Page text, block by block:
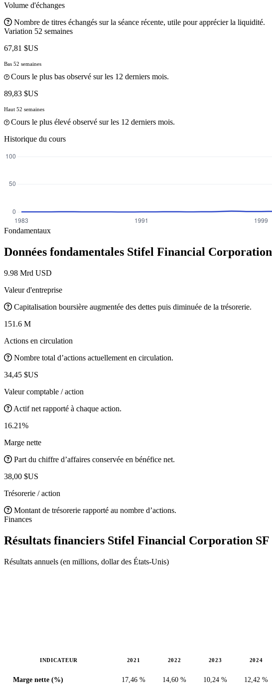
Volume d'échanges
Nombre de titres échangés sur la séance récente, utile pour apprécier la liquidité.
Variation 52 semaines
67,81 $US
Bas 52 semaines
Cours le plus bas observé sur les 12 derniers mois.
89,83 $US
Haut 52 semaines
Cours le plus élevé observé sur les 12 derniers mois.
Historique du cours
Fondamentaux
Données fondamentales Stifel Financial Corporation
9.98 Mrd USD
Valeur d'entreprise
Capitalisation boursière augmentée des dettes puis diminuée de la trésorerie.
151.6 M
Actions en circulation
Nombre total d’actions actuellement en circulation.
34,45 $US
Valeur comptable / action
Actif net rapporté à chaque action.
16.21%
Marge nette
Part du chiffre d’affaires conservée en bénéfice net.
38,00 $US
Trésorerie / action
Montant de trésorerie rapporté au nombre d’actions.
Finances
Résultats financiers Stifel Financial Corporation SF
Résultats annuels (en millions, dollar des États-Unis)
INDICATEUR 2021 2022 2023 2024
Marge nette (%) 17,46 % 14,60 % 10,24 % 12,42 %